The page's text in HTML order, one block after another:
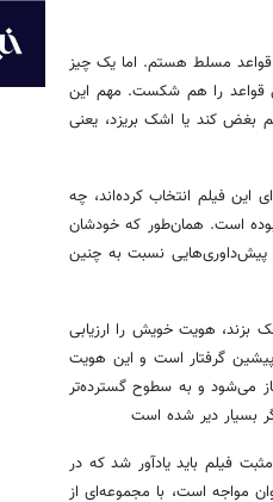
قواعد مسلط هستم. اما یک چیز
قواعد را هم شکست. مهم این
بغض کند یا اشک بریزد، یعنی
فیلم انتخاب کرده‌اند، چه
و قابل‌تأمل بوده است. همان‌طور که خودشان
پیش‌داوری‌هایی نسبت به چنین
هویت خویش را ارزیابی
گرفتار است و این هویت
می‌شود و به سطوح گسترده‌تر
بسیار دیر شده است
فیلم باید یادآور شد که در
مواجه است، با مجموعه‌ای از